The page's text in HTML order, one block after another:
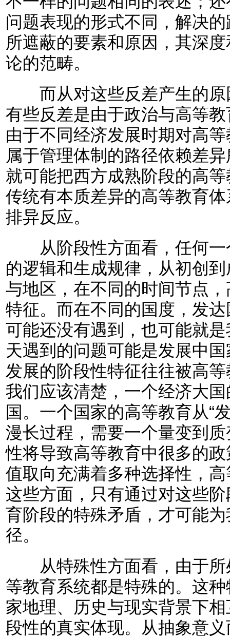
问题表现的形式不同，解决
所遮蔽的要素和原因，其深
论的范畴。
而从对这些反差产生的原
有些反差是由于政治与高等
由于不同经济发展时期对高
属于管理体制的路径依赖差
就可能把西方成熟阶段的高
传统有本质差异的高等教育
排异反应。
从阶段性方面看，任何一
的逻辑和生成规律，从初创
与地区，在不同的时间节点
特征。而在不同的国度，发
可能还没有遇到，也可能就
天遇到的问题可能是发展中
发展的阶段性特征往往被高
我们应该清楚，一个经济大
国。一个国家的高等教育从“
漫长过程，需要一个量变到
性将导致高等教育中很多的
值取向充满着多种选择性，
这些方面，只有通过对这些
育阶段的特殊矛盾，才可能
径。
从特殊性方面看，由于所
等教育系统都是特殊的。这
家地理、历史与现实背景下
段性的真实体现。从抽象意